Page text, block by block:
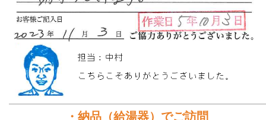
・納品（給湯器）でご訪問